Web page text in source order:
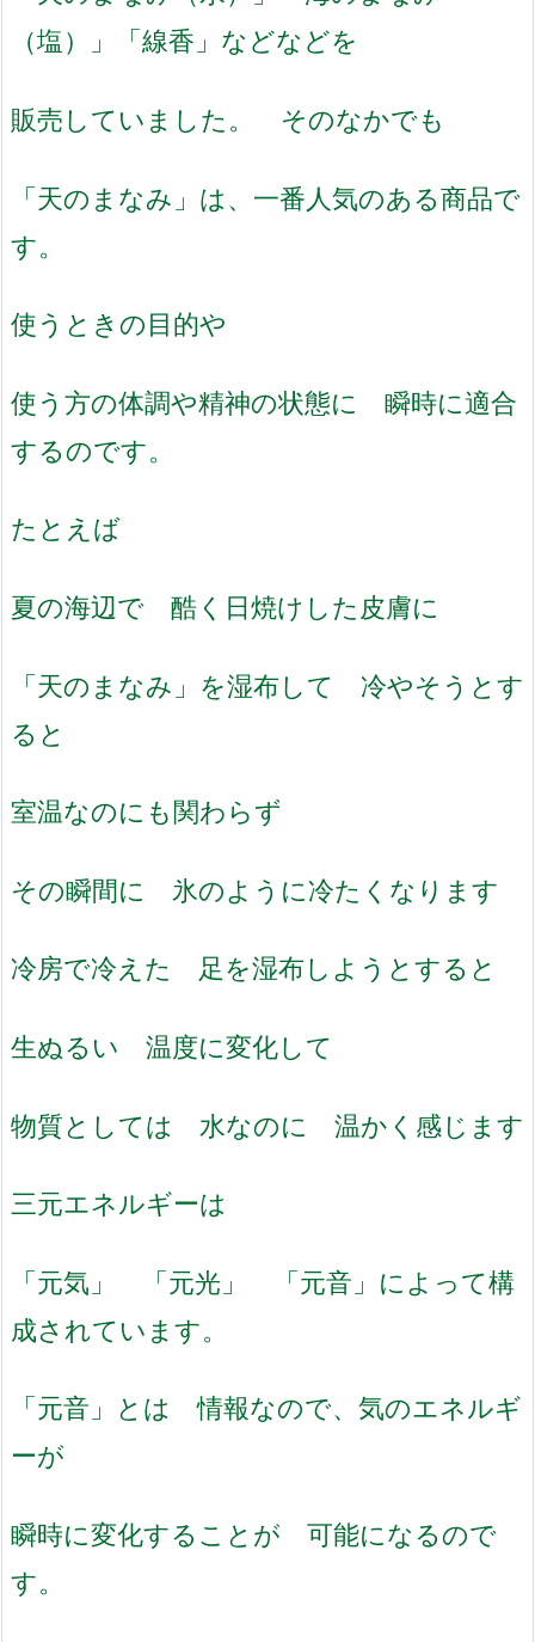
（塩）」「線香」などなどを
販売していました。 そのなかでも
「天のまなみ」は、一番人気のある商品で
す。
使うときの目的や
使う方の体調や精神の状態に 瞬時に適合
するのです。
たとえば
夏の海辺で 酷く日焼けした皮膚に
「天のまなみ」を湿布して 冷やそうとす
ると
室温なのにも関わらず
その瞬間に 氷のように冷たくなります
冷房で冷えた 足を湿布しようとすると
生ぬるい 温度に変化して
物質としては 水なのに 温かく感じます
三元エネルギーは
「元気」 「元光」 「元音」によって構
成されています。
「元音」とは 情報なので、気のエネルギ
ーが
瞬時に変化することが 可能になるので
す。